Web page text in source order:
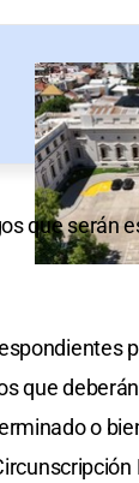
que serán
que
o